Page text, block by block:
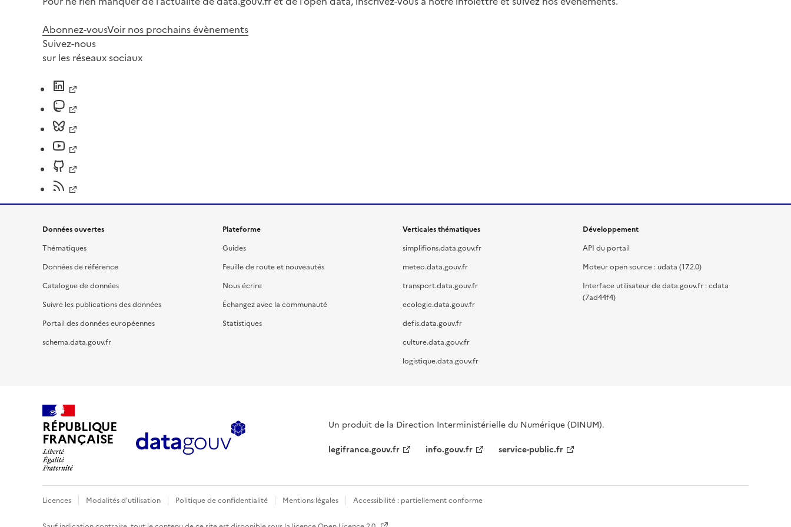
Abonnez-vousVoir nos prochains évènements
Suivez-nous
sur les réseaux sociaux
Données ouvertes
Thématiques
Données de référence
Catalogue de données
Suivre les publications des données
Portail des données européennes
schema.data.gouv.fr
Plateforme
Guides
Feuille de route et nouveautés
Nous écrire
Échangez avec la communauté
Statistiques
Verticales thématiques
simplifions.data.gouv.fr
meteo.data.gouv.fr
transport.data.gouv.fr
ecologie.data.gouv.fr
defis.data.gouv.fr
culture.data.gouv.fr
logistique.data.gouv.fr
Développement
API du portail
Moteur open source : udata (17.2.0)
Interface utilisateur de data.gouv.fr : cdata
(7ad44f4)
RÉPUBLIQUE
FRANÇAISE
Un produit de la Direction Interministérielle du Numérique (DINUM).
legifrance.gouv.fr
info.gouv.fr service-public.fr
Licences Modalités d'utilisation Politique de confidentialité Mentions légales Accessibilité : partiellement conforme